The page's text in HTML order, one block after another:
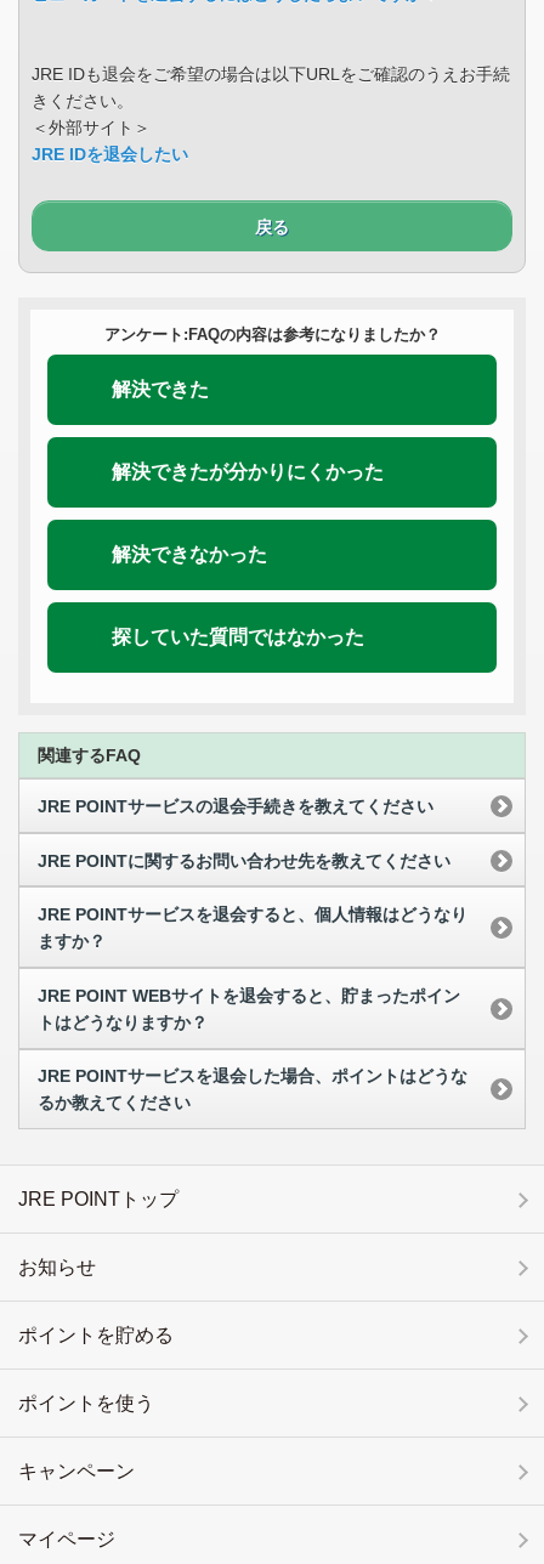
JRE IDも退会をご希望の場合は以下URLをご確認のうえお手続
きください。
＜外部サイト＞
JRE IDを退会したい
戻る
アンケート:FAQの内容は参考になりましたか？
解決できた
解決できたが分かりにくかった
解決できなかった
探していた質問ではなかった
関連するFAQ
JRE POINTサービスの退会手続きを教えてください
JRE POINTに関するお問い合わせ先を教えてください
JRE POINTサービスを退会すると、個人情報はどうなり
ますか？
JRE POINT WEBサイトを退会すると、貯まったポイン
トはどうなりますか？
JRE POINTサービスを退会した場合、ポイントはどうな
るか教えてください
JRE POINTトップ
お知らせ
ポイントを貯める
ポイントを使う
キャンペーン
マイページ